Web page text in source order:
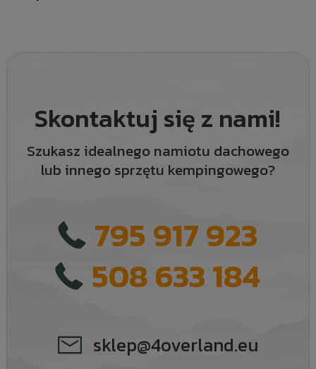
Skontaktuj się z nami!
Szukasz idealnego namiotu dachowego
lub innego sprzętu kempingowego?
795 917 923
508 633 184
sklep@4overland.eu